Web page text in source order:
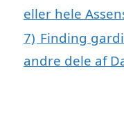
eller hele
7) Finding
andre dele af